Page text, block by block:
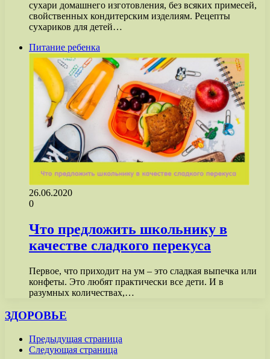
сухари домашнего изготовления, без всяких примесей,
свойственных кондитерским изделиям. Рецепты
сухариков для детей…
Питание ребенка
26.06.2020
0
Что предложить школьнику в
качестве сладкого перекуса
Первое, что приходит на ум – это сладкая выпечка или
конфеты. Это любят практически все дети. И в
разумных количествах,…
ЗДОРОВЬЕ
Предыдущая страница
Следующая страница